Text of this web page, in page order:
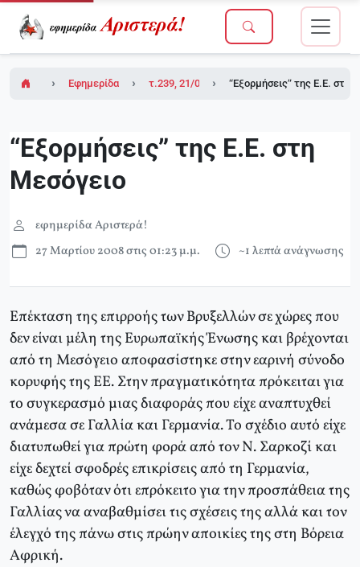
Εφημερίδα Αριστερά!τ.239, 21/03/2008“Εξορμήσεις” της Ε.Ε. στη
“Εξορμήσεις” της Ε.Ε. στη
Μεσόγειο
εφημερίδα Αριστερά!
27 Μαρτίου 2008 στις 01:23 μ.μ.
~1 λεπτά ανάγνωσης
Επέκταση της επιρροής των Βρυξελλών σε χώρες που
δεν είναι μέλη της Ευρωπαϊκής Ένωσης και βρέχονται
από τη Μεσόγειο αποφασίστηκε στην εαρινή σύνοδο
κορυφής της ΕΕ. Στην πραγματικότητα πρόκειται για
το συγκερασμό μιας διαφοράς που είχε αναπτυχθεί
ανάμεσα σε Γαλλία και Γερμανία. Το σχέδιο αυτό είχε
διατυπωθεί για πρώτη φορά από τον Ν. Σαρκοζί και
είχε δεχτεί σφοδρές επικρίσεις από τη Γερμανία,
καθώς φοβόταν ότι επρόκειτο για την προσπάθεια της
Γαλλίας να αναβαθμίσει τις σχέσεις της αλλά και τον
έλεγχό της πάνω στις πρώην αποικίες της στη Βόρεια
Αφρική.